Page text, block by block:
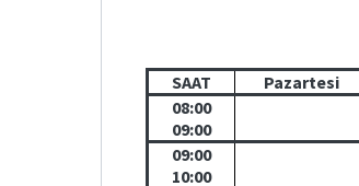
SAAT
Pazartesi
08:00
09:00
09:00
10:00